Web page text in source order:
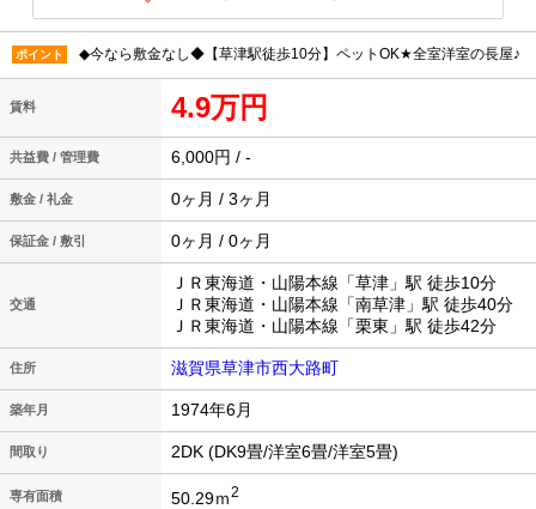
ポイント ◆今なら敷金なし◆【草津駅徒歩10分】ペットOK★全室洋室の長屋♪
賃料 4.9万円
共益費 / 管理費 6,000円 / -
敷金 / 礼金 0ヶ月 / 3ヶ月
保証金 / 敷引 0ヶ月 / 0ヶ月
交通
ＪＲ東海道・山陽本線「草津」駅 徒歩10分
ＪＲ東海道・山陽本線「南草津」駅 徒歩40分
ＪＲ東海道・山陽本線「栗東」駅 徒歩42分
住所 滋賀県草津市西大路町
築年月 1974年6月
間取り 2DK (DK9畳/洋室6畳/洋室5畳)
専有面積 50.29ｍ2